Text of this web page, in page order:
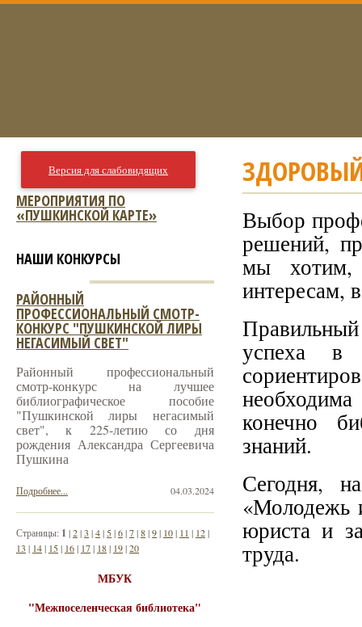
Выбор
решений,
мы хотим,
интересам,
успеха в
конечно
знаний.
Сегодня,
«Молодежь
юриста и
труда.
Версия для слабовидящих
МЕРОПРИЯТИЯ ПО
«ПУШКИНСКОЙ КАРТЕ»
НАШИ КОНКУРСЫ
РАЙОННЫЙ
ПРОФЕССИОНАЛЬНЫЙ СМОТР-
КОНКУРС "ПУШКИНСКОЙ ЛИРЫ
НЕГАСИМЫЙ СВЕТ"
Районный профессиональный
смотр-конкурс на лучшее
библиографическое пособие
"Пушкинской лиры негасимый
свет", к 225-летию со дня
рождения Александра Сергеевича
Пушкина
04.03.2024
Подробнее...
Страницы: 1 |2|3 |4| 5|6|7|8|9| 10| 11 | 12|
13 | 14| 15| 16| 17| 18| 19|20
МБУК
"Межпоселенческая библиотека"